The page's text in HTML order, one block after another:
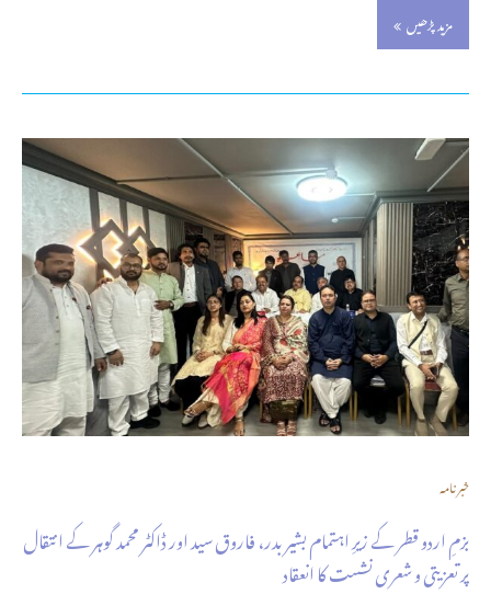
مزید پڑھیں
خبر نامہ
بزمِ اردو قطر کے زیرِ اہتمام بشیر بدر، فاروق سید اور ڈاکٹر محمد گوہر کے انتقال
پر تعزیتی و شعری نشست کا انعقاد